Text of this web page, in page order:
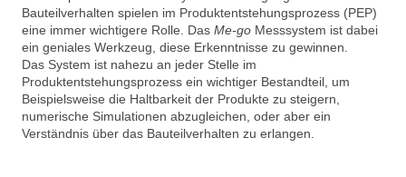
Bauteilverhalten spielen im Produktentstehungsprozess (PEP)
eine immer wichtigere Rolle. Das Me-go Messsystem ist dabei
ein geniales Werkzeug, diese Erkenntnisse zu gewinnen.
Das System ist nahezu an jeder Stelle im
Produktentstehungsprozess ein wichtiger Bestandteil, um
Beispielsweise die Haltbarkeit der Produkte zu steigern,
numerische Simulationen abzugleichen, oder aber ein
Verständnis über das Bauteilverhalten zu erlangen.